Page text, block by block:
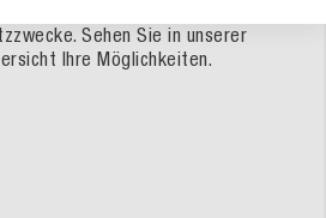
Sehen Sie in unserer
Ihre Möglichkeiten.